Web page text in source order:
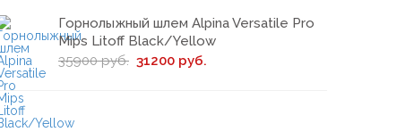
Горнолыжный шлем Alpina Versatile Pro
Mips Litoff Black/Yellow
35900 руб. 31200 руб.